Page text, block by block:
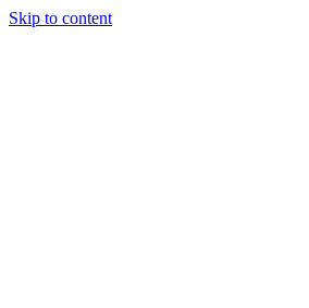
Skip to content